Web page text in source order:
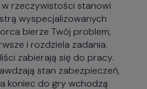
rzeczywistości stanowi
wyspecjalizowanych
bierze Twój problem,
i rozdziela zadania.
zabierają się do pracy.
stan zabezpieczeń,
koniec do gry wchodzą